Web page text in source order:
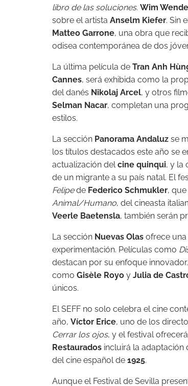
libro de las soluciones. Wim
sobre el artista Anselm Kiefer. Sin
Matteo Garrone, una obra que
odisea contemporánea de dos
La última película de Tran Anh
Cannes, será exhibida como la
del danés Nikolaj Arcel, y otros
Selman Nacar, completan una
estilos.
La sección Panorama Andaluz se
los títulos destacados este año se
actualización delcine quinqui, y la
de un migrante a su país natal. El
Felipede Federico Schmukler,
Animal/Humano, del cineasta
Veerle Baetensla, también serán
La sección Nuevas Olas ofrece
experimentación. Películas como
destacan por su enfoque
como Gisèle Royo y Julia de
únicos.
El SEFF no solo celebra el cine
año, Víctor Erice, uno de los
Cerrar los ojos, y el festival
Restaurados incluirá la adaptación
del cine español de 1925.
Aunque el Festival de Sevilla